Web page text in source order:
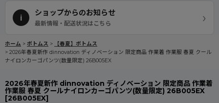
i
ショップからのお知らせ
最新情報・配送状況はこちら ›
ホーム > ボトムス >
【春夏】ボトムス
> 2026年春夏新作 dinnovation ディノベーション 限定商品 作業着 作業服 春夏 クール
ナイロンカーゴパンツ(数量限定) 26B005EX
2026年春夏新作 dinnovation ディノベーション 限定商品 作業着
作業服 春夏 クールナイロンカーゴパンツ(数量限定) 26B005EX
[26B005EX]